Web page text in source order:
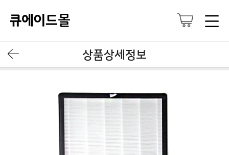
상품상세정보